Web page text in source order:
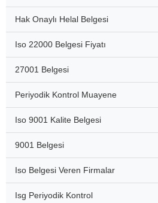
Hak Onaylı Helal Belgesi
Iso 22000 Belgesi Fiyatı
27001 Belgesi
Periyodik Kontrol Muayene
Iso 9001 Kalite Belgesi
9001 Belgesi
Iso Belgesi Veren Firmalar
Isg Periyodik Kontrol